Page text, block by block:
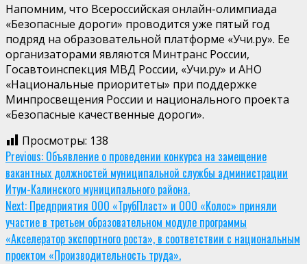
Напомним, что Всероссийская онлайн-олимпиада
«Безопасные дороги» проводится уже пятый год
подряд на образовательной платформе «Учи.ру». Ее
организаторами являются Минтранс России,
Госавтоинспекция МВД России, «Учи.ру» и АНО
«Национальные приоритеты» при поддержке
Минпросвещения России и национального проекта
«Безопасные качественные дороги».
Просмотры: 138
Continue
Reading
Previous: Объявление о проведении конкурса на замещение
вакантных должностей муниципальной службы администрации
Итум-Калинского муниципального района.
Next: Предприятия ООО «ТрубПласт» и ООО «Колос» приняли
участие в третьем образовательном модуле программы
«Акселератор экспортного роста», в соответствии с национальным
проектом «Производительность труда».